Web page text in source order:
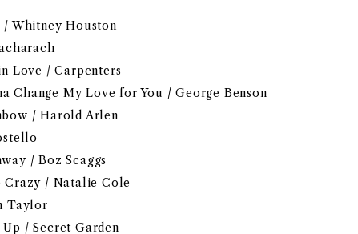
Whitney Houston
Love / Carpenters
Change My Love for You / George Benson
/ Harold Arlen
/ Boz Scaggs
Crazy / Natalie Cole
Taylor
Up / Secret Garden